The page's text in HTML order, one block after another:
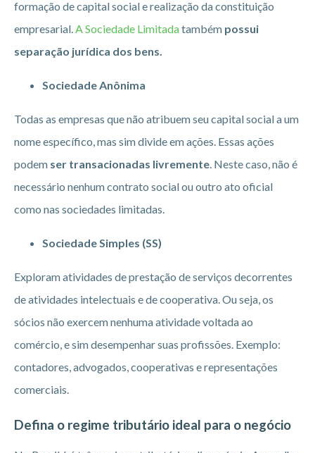
formação de capital social e realização da constituição
empresarial. A Sociedade Limitadatambém possui
separação jurídica dos bens.
Sociedade Anônima
Todas as empresas que não atribuem seu capital social a um
nome específico, mas sim divide em ações. Essas ações
podem ser transacionadas livremente . Neste caso, não é
necessário nenhum contrato social ou outro ato oficial
como nas sociedades limitadas.
Sociedade Simples (SS)
Exploram atividades de prestação de serviços decorrentes
de atividades intelectuais e de cooperativa. Ou seja, os
sócios não exercem nenhuma atividade voltada ao
comércio, e sim desempenhar suas profissões. Exemplo:
contadores, advogados, cooperativas e representações
comerciais.
Defina o regime tributário ideal para o negócio